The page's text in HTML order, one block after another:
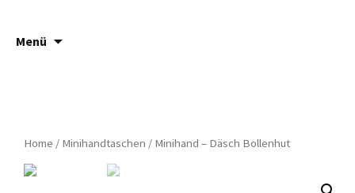
Häsch ä Däsch
Menü
Home / Minihandtaschen / Minihand – Däsch Bollenhut